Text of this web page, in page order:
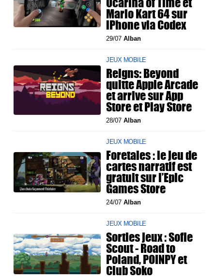
Mario Kart 64 sur
iPhone via Codex
29/07Alban
JEUX MOBILE
Reigns: Beyond
quitte Apple Arcade
et arrive sur App
Store et Play Store
28/07Alban
JEUX MOBILE
Foretales : le jeu de
cartes narratif est
gratuit sur l’Epic
Games Store
24/07Alban
JEUX MOBILE
Sorties jeux : Sofie
Scout - Road to
Poland, POINPY et
Club Soko